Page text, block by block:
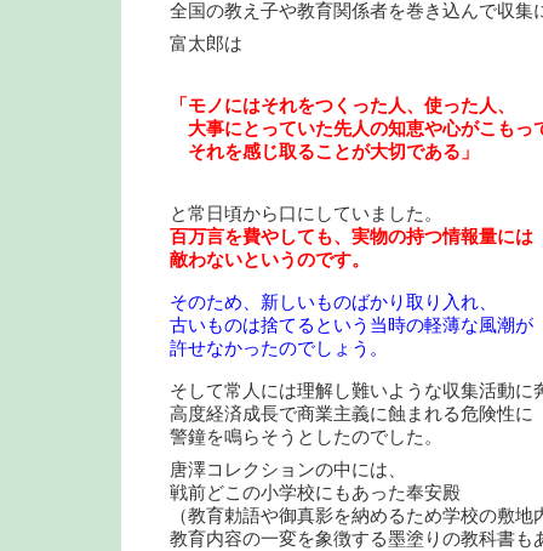
全国の教え子や教育関係者を巻き込んで収集
富太郎は
「モノにはそれをつくった人、使った人、
大事にとっていた先人の知恵や心がこもっ
それを感じ取ることが大切である」
と常日頃から口にしていました。
百万言を費やしても、実物の持つ情報量には
敵わないというのです。
そのため、新しいものばかり取り入れ、
古いものは捨てるという当時の軽薄な風潮が
許せなかったのでしょう。
そして常人には理解し難いような収集活動に
高度経済成長で商業主義に蝕まれる危険性に
警鐘を鳴らそうとしたのでした。
唐澤コレクションの中には、
戦前どこの小学校にもあった奉安殿
（教育勅語や御真影を納めるため学校の敷地
教育内容の一変を象徴する墨塗りの教科書も